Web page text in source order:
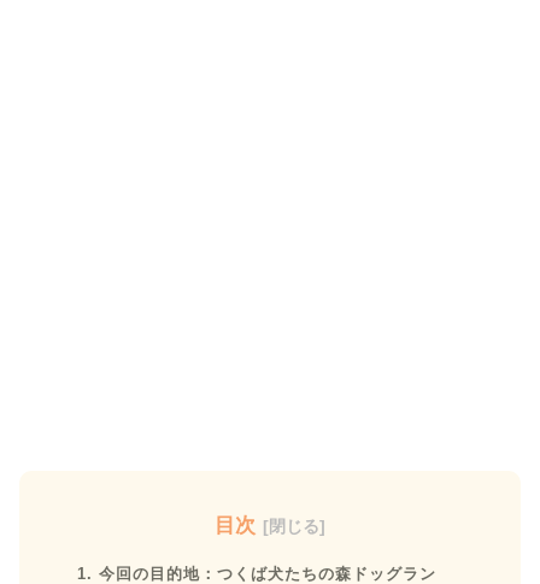
目次
今回の目的地：つくば犬たちの森ドッグラン